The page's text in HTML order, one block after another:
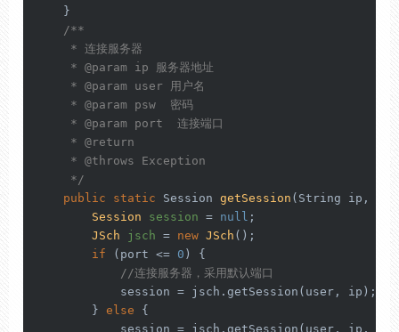
    }
/**
     * 连接服务器
     *
@param ip 服务器地址
     *
@param user 用户名
     *
@param psw  密码
     *
@param port  连接端口
     *
@return
     *
@throws Exception
     */
public
static Session getSession (String ip,
Session
session = null ;
JSch
jsch = new JSch ();
if (port <= 0 ) {
//连接服务器，采用默认端口
            session = jsch.getSession(user, ip);
        }
else {
session = jsch.getSession(user, ip,